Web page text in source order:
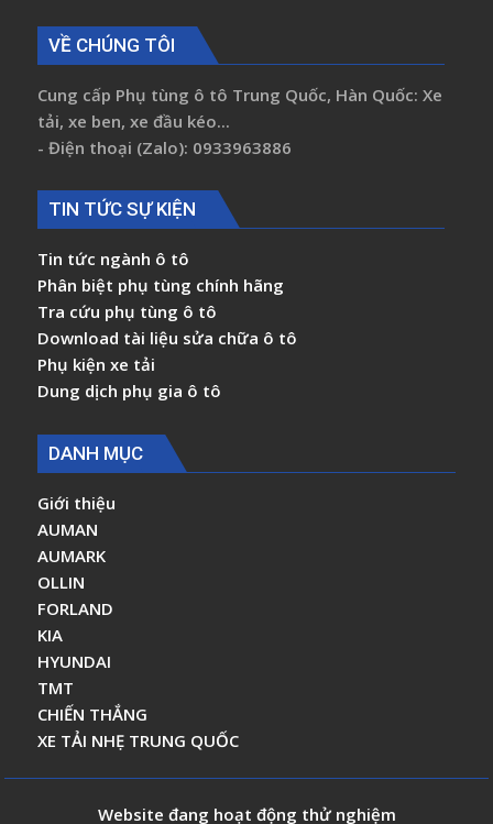
VỀ CHÚNG TÔI
Cung cấp Phụ tùng ô tô Trung Quốc, Hàn Quốc: Xe
tải, xe ben, xe đầu kéo...
- Điện thoại (Zalo): 0933963886
TIN TỨC SỰ KIỆN
Tin tức ngành ô tô
Phân biệt phụ tùng chính hãng
Tra cứu phụ tùng ô tô
Download tài liệu sửa chữa ô tô
Phụ kiện xe tải
Dung dịch phụ gia ô tô
DANH MỤC
Giới thiệu
AUMAN
AUMARK
OLLIN
FORLAND
KIA
HYUNDAI
TMT
CHIẾN THẮNG
XE TẢI NHẸ TRUNG QUỐC
Website đang hoạt động thử nghiệm